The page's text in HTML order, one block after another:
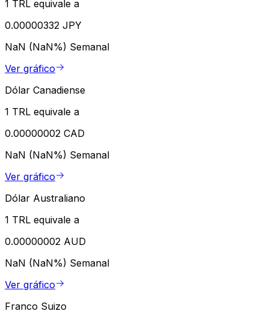
1 TRL equivale a
0.00000332 JPY
NaN (NaN%) Semanal
Ver gráfico
Dólar Canadiense
1 TRL equivale a
0.00000002 CAD
NaN (NaN%) Semanal
Ver gráfico
Dólar Australiano
1 TRL equivale a
0.00000002 AUD
NaN (NaN%) Semanal
Ver gráfico
Franco Suizo